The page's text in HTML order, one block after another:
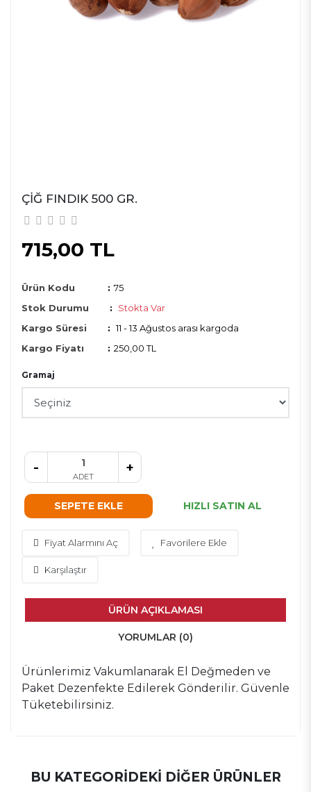
ÇIĞ FINDIK 500 GR.
715,00 TL
Ürün Kodu : 75
Stok Durumu
:
Stokta Var
Kargo Süresi
: 11 - 13 Ağustos arası kargoda
Kargo Fiyatı
: 250,00 TL
Gramaj
ADET
- +
SEPETE EKLE HIZLI SATIN AL
Fiyat Alarmını Aç Favorilere Ekle
Karşılaştır
ÜRÜN AÇIKLAMASI
YORUMLAR (0)
Ürünlerimiz Vakumlanarak El Değmeden ve
Paket Dezenfekte Edilerek Gönderilir. Güvenle
Tüketebilirsiniz.
BU KATEGORIDEKI DIĞER ÜRÜNLER